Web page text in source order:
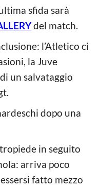
sfida sarà
del match.
l’Atletico ci
la Juve
un salvataggio
dopo una
in seguito
arriva poco
fatto mezzo